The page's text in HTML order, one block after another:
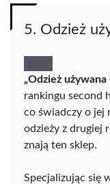
5. Odzież
„Odzież
rankingu second
co świadczy o jej
odzieży z drugiej
znają ten sklep.
Specjalizując się